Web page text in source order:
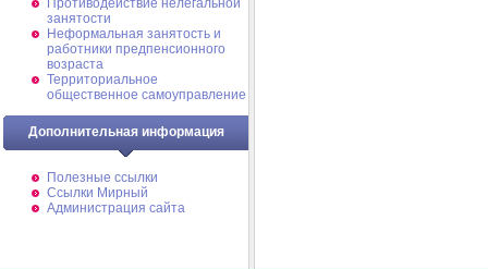
Противодействие нелегальной
занятости
Неформальная занятость и
работники предпенсионного
возраста
Территориальное
общественное самоуправление
Дополнительная информация
Полезные ссылки
Ссылки Мирный
Администрация сайта